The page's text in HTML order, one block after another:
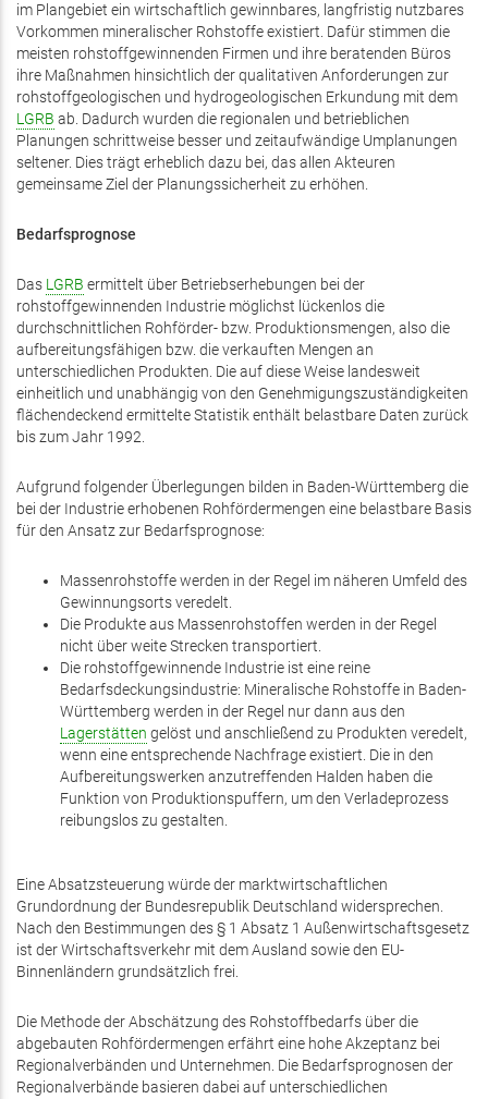
im Plangebiet ein wirtschaftlich gewinnbares, langfristig nutzbares
Vorkommen mineralischer Rohstoffe existiert. Dafür stimmen die
meisten rohstoffgewinnenden Firmen und ihre beratenden Büros
ihre Maßnahmen hinsichtlich der qualitativen Anforderungen zur
rohstoffgeologischen und hydrogeologischen Erkundung mit dem
LGRB ab. Dadurch wurden die regionalen und betrieblichen
Planungen schrittweise besser und zeitaufwändige Umplanungen
seltener. Dies trägt erheblich dazu bei, das allen Akteuren
gemeinsame Ziel der Planungssicherheit zu erhöhen.
Bedarfsprognose
Das LGRB ermittelt über Betriebserhebungen bei der
rohstoffgewinnenden Industrie möglichst lückenlos die
durchschnittlichen Rohförder- bzw. Produktionsmengen, also die
aufbereitungsfähigen bzw. die verkauften Mengen an
unterschiedlichen Produkten. Die auf diese Weise landesweit
einheitlich und unabhängig von den Genehmigungszuständigkeiten
flächendeckend ermittelte Statistik enthält belastbare Daten zurück
bis zum Jahr 1992.
Aufgrund folgender Überlegungen bilden in Baden-Württemberg die
bei der Industrie erhobenen Rohfördermengen eine belastbare Basis
für den Ansatz zur Bedarfsprognose:
Massenrohstoffe werden in der Regel im näheren Umfeld des
Gewinnungsorts veredelt.
Die Produkte aus Massenrohstoffen werden in der Regel
nicht über weite Strecken transportiert.
Die rohstoffgewinnende Industrie ist eine reine
Bedarfsdeckungsindustrie: Mineralische Rohstoffe in Baden-
Württemberg werden in der Regel nur dann aus den
Lagerstätten gelöst und anschließend zu Produkten veredelt,
wenn eine entsprechende Nachfrage existiert. Die in den
Aufbereitungswerken anzutreffenden Halden haben die
Funktion von Produktionspuffern, um den Verladeprozess
reibungslos zu gestalten.
Eine Absatzsteuerung würde der marktwirtschaftlichen
Grundordnung der Bundesrepublik Deutschland widersprechen.
Nach den Bestimmungen des § 1 Absatz 1 Außenwirtschaftsgesetz
ist der Wirtschaftsverkehr mit dem Ausland sowie den EU-
Binnenländern grundsätzlich frei.
Die Methode der Abschätzung des Rohstoffbedarfs über die
abgebauten Rohfördermengen erfährt eine hohe Akzeptanz bei
Regionalverbänden und Unternehmen. Die Bedarfsprognosen der
Regionalverbände basieren dabei auf unterschiedlichen